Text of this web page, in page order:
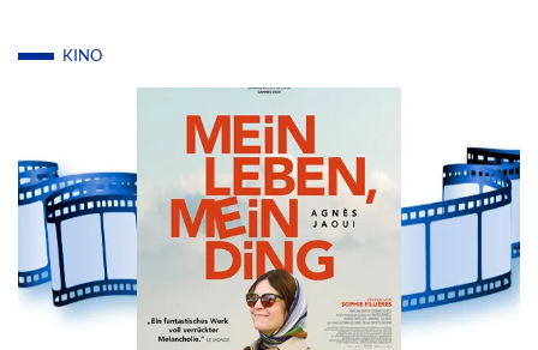
KINO